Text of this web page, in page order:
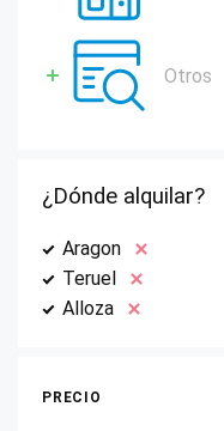
Otros
¿Dónde alquilar?
Aragon
Teruel
Alloza
PRECIO